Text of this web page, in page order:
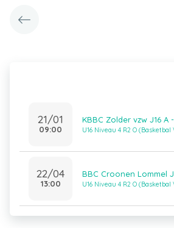
21/01
09:00
KBBC Zolder vzw J16 A
U16 Niveau 4 R2 O
22/04
13:00
BBC Croonen Lommel
U16 Niveau 4 R2 O